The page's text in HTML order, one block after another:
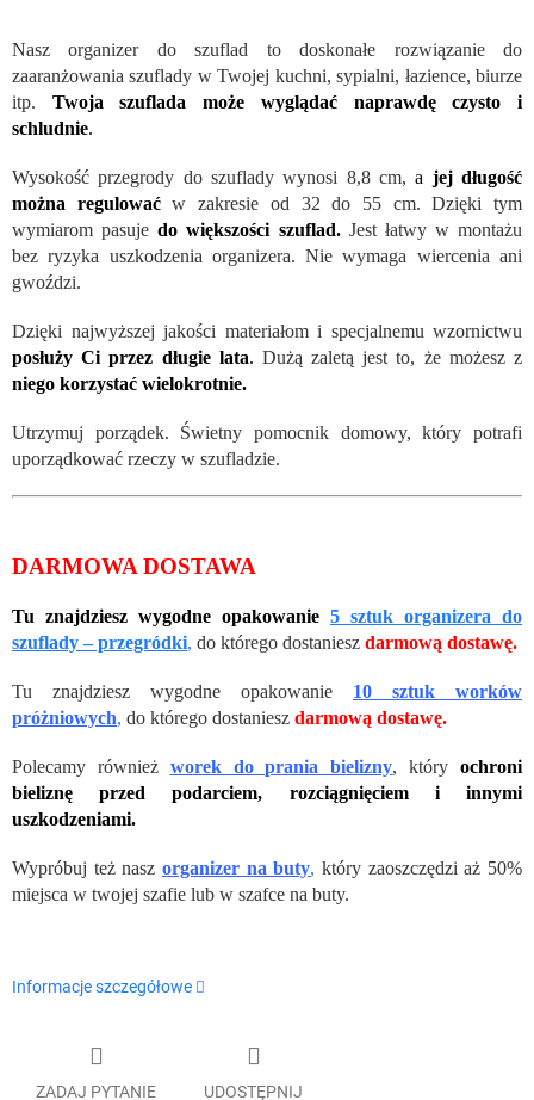
Nasz organizer do szuflad to doskonałe rozwiązanie do
zaaranżowania szuflady w Twojej kuchni, sypialni, łazience, biurze
itp. Twoja szuflada może wyglądać naprawdę czysto i
schludnie.
Wysokość przegrody do szuflady wynosi 8,8 cm,a jej długość
można regulować w zakresie od 32 do 55 cm. Dzięki tym
wymiarom pasujedo większości szuflad. Jest łatwy w montażu
bez ryzyka uszkodzenia organizera. Nie wymaga wiercenia ani
gwoździ.
Dzięki najwyższej jakości materiałom i specjalnemu wzornictwu
posłuży Ci przez długie lata. Dużą zaletą jest to, że możesz z
niego korzystać wielokrotnie.
Utrzymuj porządek. Świetny pomocnik domowy, który potrafi
uporządkować rzeczy w szufladzie.
DARMOWA DOSTAWA
Tu znajdziesz wygodne opakowanie 5 sztuk organizera do
szuflady – przegródki, do którego dostaniesz darmową dostawę.
Tu znajdziesz wygodne opakowanie 10 sztuk worków
próżniowych, do którego dostaniesz darmową dostawę.
Polecamy również worek do prania bielizny, któryochroni
bieliznę przed podarciem, rozciągnięciem i innymi
uszkodzeniami.
Wypróbuj też nasz organizer na buty, który zaoszczędzi aż 50%
miejsca w twojej szafie lub w szafce na buty.
Informacje szczegółowe
ZADAJ PYTANIE UDOSTĘPNIJ